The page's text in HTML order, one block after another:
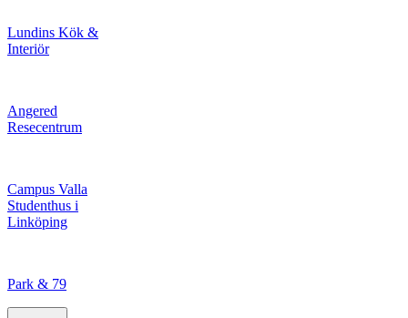
Lundins Kök &
Interiör
Angered
Resecentrum
Campus Valla
Studenthus i
Linköping
Park & 79